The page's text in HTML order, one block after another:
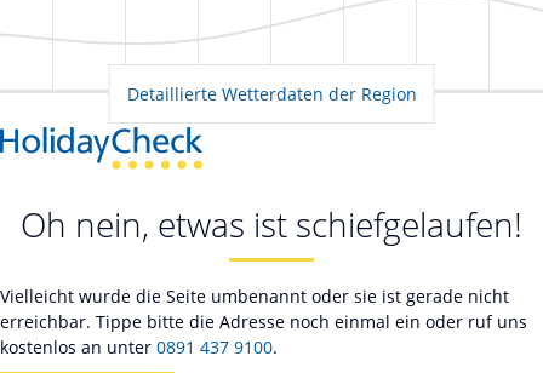
Detaillierte Wetterdaten der Region
Oh nein, etwas ist schiefgelaufen!
Vielleicht wurde die Seite umbenannt oder sie ist gerade nicht
erreichbar. Tippe bitte die Adresse noch einmal ein oder ruf uns
kostenlos an unter 0891 437 9100.